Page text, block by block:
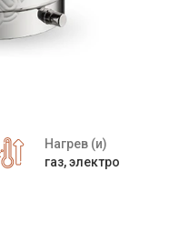
Нагрев (и)
газ, электро